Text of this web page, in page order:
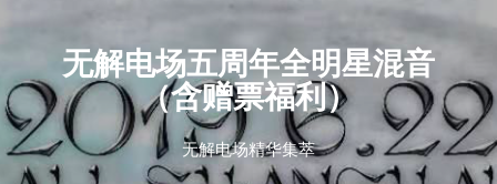
无解电场五周年全明星混音
（含赠票福利）
无解电场精华集萃